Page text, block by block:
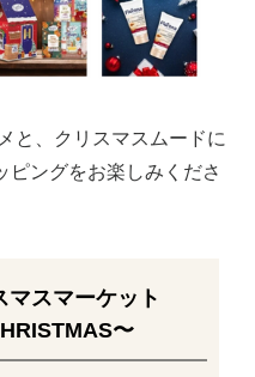
と、クリスマスムードに
ピングをお楽しみくださ
スマーケット
〜